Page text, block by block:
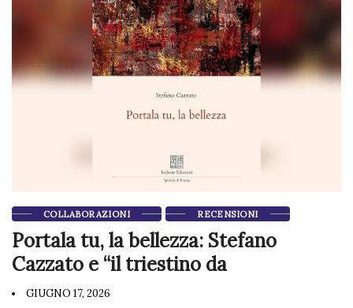
COLLABORAZIONI RECENSIONI
Portala tu, la bellezza: Stefano
Cazzato e “il triestino da
GIUGNO 17, 2026